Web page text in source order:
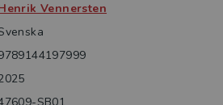
som berörs av detta
Vennersten
SB01